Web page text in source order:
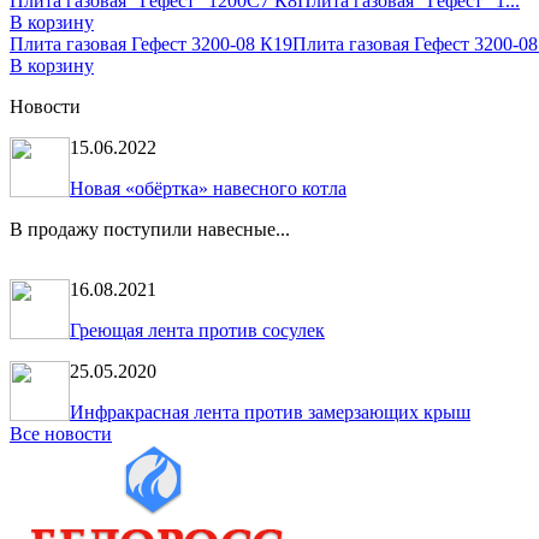
В корзину
Плита газовая Гефест 3200-08 К19Плита газовая Гефест 3200-
В корзину
Новости
15.06.2022
Новая «обёртка» навесного котла
В продажу поступили навесные...
16.08.2021
Греющая лента против сосулек
25.05.2020
Инфракрасная лента против замерзающих крыш
Все новости